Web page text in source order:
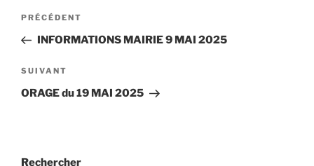
Navigation
l’article
Article
précédent
PRÉCÉDENT
INFORMATIONS MAIRIE 9 MAI 2025
Article
suivant
SUIVANT
ORAGE du 19 MAI 2025
Rechercher